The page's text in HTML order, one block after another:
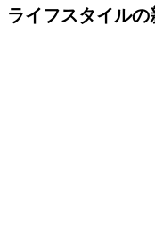
ライフスタイルの